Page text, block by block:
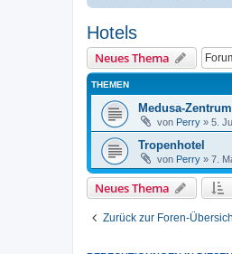
Hotels
Neues Thema
THEMEN
Medusa-
von Perry » 5.
Tropenhotel
von Perry » 7.
Neues Thema
Zurück zur Foren-